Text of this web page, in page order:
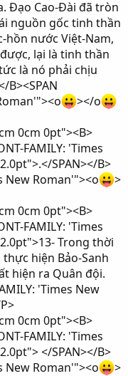
Đạo Cao-Đài đã tròn
nguồn gốc tinh thần
hồn nước Việt-Nam,
lại là tinh thần
là nó phải chịu
B><SPAN
></o
0cm 0pt"><B>
FAMILY: 'Times
SPAN></B>
New Roman'"><o
>
0cm 0pt"><B>
FAMILY: 'Times
Trong thời
hiện Bảo-Sanh
hiện ra Quân đội.
'Times New
0cm 0pt"><B>
FAMILY: 'Times
</SPAN></B>
New Roman'"><o
>